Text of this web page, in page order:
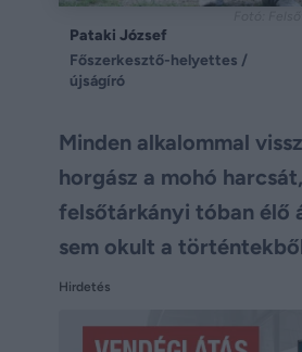
Pataki József
Főszerkesztő-helyettes /
újságíró
Minden alkalommal
horgász a mohó
felsőtárkányi tóban élő
sem okult a
Hirdetés